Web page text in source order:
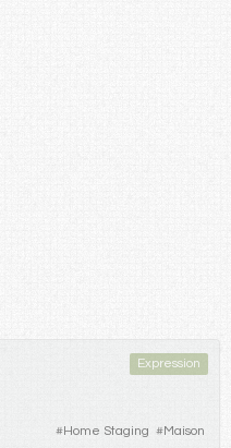
Expression
#Home Staging #Maison